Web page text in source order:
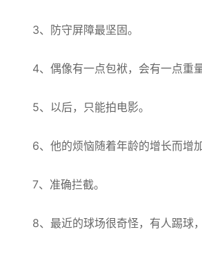
3、防守屏障最坚固。
4、偶像有一点包袱，会有一点重量
5、以后，只能拍电影。
6、他的烦恼随着年龄的增长而增加
7、准确拦截。
8、最近的球场很奇怪，有人踢球